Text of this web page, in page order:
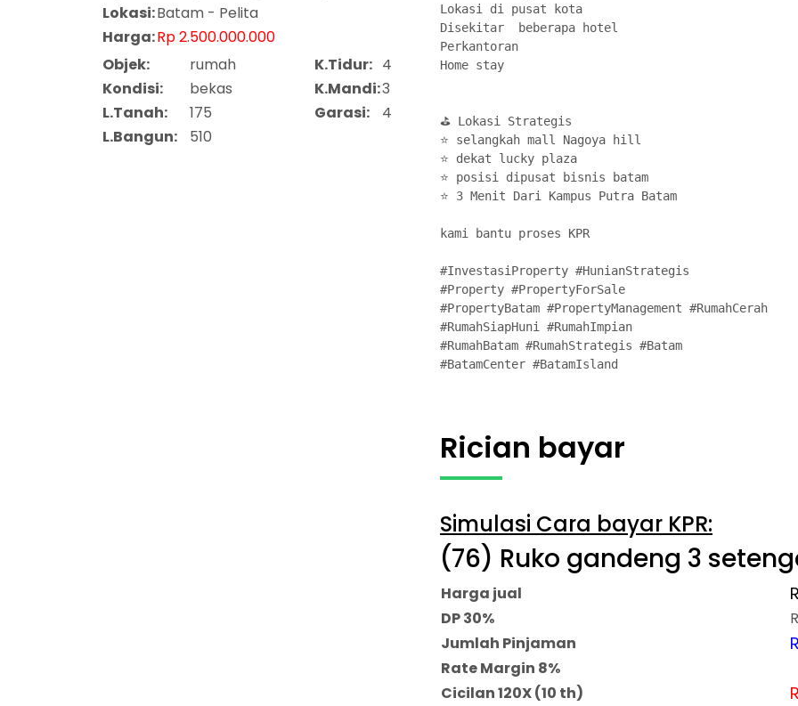
Lokasi:Batam - Pelita
Harga:Rp 2.500.000.000
Objek:
rumah K.Tidur: 4
Kondisi:
bekas K.Mandi:3
L.Tanah:
175 Garasi:
4
L.Bangun:
510
Lokasi di pusat kota
Disekitar  beberapa hotel
Perkantoran
Home stay
⛳ Lokasi Strategis
⭐ selangkah mall Nagoya hill
⭐ dekat lucky plaza
⭐ posisi dipusat bisnis batam
⭐ 3 Menit Dari Kampus Putra Batam
kami bantu proses KPR
#InvestasiProperty #HunianStrategis
#Property #PropertyForSale
#PropertyBatam #PropertyManagement #RumahCerah
#RumahSiapHuni #RumahImpian
#RumahBatam #RumahStrategis #Batam
#BatamCenter #BatamIsland
Rician bayar
Simulasi Cara bayar KPR:
(76) Ruko gandeng 3
Harga jual
DP 30%
Jumlah Pinjaman
Rate Margin 8%
Cicilan 120X (10 th)